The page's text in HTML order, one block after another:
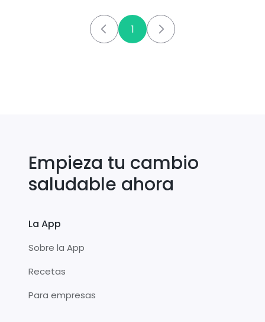
1
Empieza tu cambio
saludable ahora
La App
Sobre la App
Recetas
Para empresas